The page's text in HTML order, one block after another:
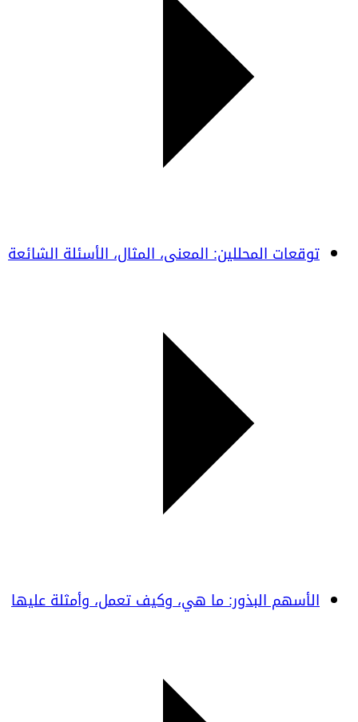
توقعات المحللين: المعنى، المثال، الأسئلة الشائعة
الأسهم البذور: ما هي، وكيف تعمل، وأمثلة عليها